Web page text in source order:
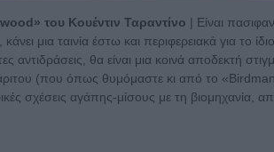
του Κουέντιν Ταραντίνο | Είναι
μια ταινία έστω και περιφερειακά για το
αντιδράσεις, θα είναι μια κοινά αποδεκτή
(που όπως θυμόμαστε κι από το
σχέσεις αγάπης-μίσους με τη βιομηχανία,